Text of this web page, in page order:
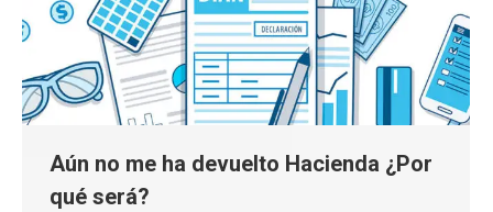
Aún no me ha devuelto Hacienda ¿Por
qué será?